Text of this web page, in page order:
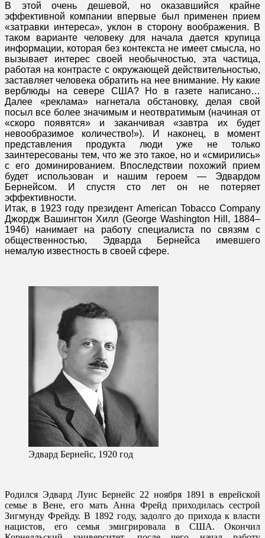
В этой очень дешевой, но оказавшийся крайне
эффективной компании впервые был применен прием
«затравки интереса», уклон в сторону воображения. В
таком варианте человеку для начала дается крупица
информации, которая без контекста не имеет смысла, но
вызывает интерес своей необычностью, эта частица,
работая на контрасте с окружающей действительностью,
заставляет человека обратить на нее внимание. Ну какие
верблюды на севере США? Но в газете написано…
Далее «реклама» нагнетала обстановку, делая свой
посыл все более значимым и неотвратимым (начиная от
«скоро появятся» и заканчивая «завтра их будет
невообразимое количество!»). И наконец, в момент
представления продукта люди уже не только
заинтересованы тем, что же это такое, но и «смирились»
с его доминированием. Впоследствии похожий прием
будет использован и нашим героем — Эдвардом
Бернейсом. И спустя сто лет он не потеряет
эффективности.
Итак, в 1923 году президент American Tobacco Company
Джордж Вашингтон Хилл (George Washington Hill, 1884–
1946) нанимает на работу специалиста по связям с
общественностью, Эдварда Бернейса имевшего
немалую известность в своей сфере.
Эдвард Бернейс, 1920 год
Родился Эдвард Луис Бернейс 22 ноября 1891 в еврейской
семье в Вене, его мать Анна Фрейд приходилась сестрой
Зигмунду Фрейду. В 1892 году, задолго до прихода к власти
нацистов, его семья эмигрировала в США. Окончил